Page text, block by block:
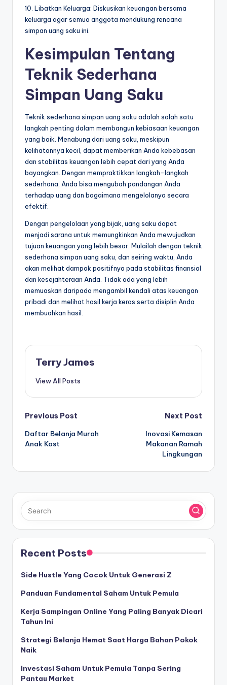
10. Libatkan Keluarga: Diskusikan keuangan bersama
keluarga agar semua anggota mendukung rencana
simpan uang saku ini.
Kesimpulan Tentang
Teknik Sederhana
Simpan Uang Saku
Teknik sederhana simpan uang saku adalah salah satu
langkah penting dalam membangun kebiasaan keuangan
yang baik. Menabung dari uang saku, meskipun
kelihatannya kecil, dapat memberikan Anda kebebasan
dan stabilitas keuangan lebih cepat dari yang Anda
bayangkan. Dengan mempraktikkan langkah-langkah
sederhana, Anda bisa mengubah pandangan Anda
terhadap uang dan bagaimana mengelolanya secara
efektif.
Dengan pengelolaan yang bijak, uang saku dapat
menjadi sarana untuk memungkinkan Anda mewujudkan
tujuan keuangan yang lebih besar. Mulailah dengan teknik
sederhana simpan uang saku, dan seiring waktu, Anda
akan melihat dampak positifnya pada stabilitas finansial
dan kesejahteraan Anda. Tidak ada yang lebih
memuaskan daripada mengambil kendali atas keuangan
pribadi dan melihat hasil kerja keras serta disiplin Anda
membuahkan hasil.
Terry James
View All Posts
Post
navigation
Previous Post
Daftar Belanja Murah
Anak Kost
Next Post
Inovasi Kemasan
Makanan Ramah
Lingkungan
Recent Posts
Side Hustle Yang Cocok Untuk Generasi Z
Panduan Fundamental Saham Untuk Pemula
Kerja Sampingan Online Yang Paling Banyak Dicari
Tahun Ini
Strategi Belanja Hemat Saat Harga Bahan Pokok
Naik
Investasi Saham Untuk Pemula Tanpa Sering
Pantau Market